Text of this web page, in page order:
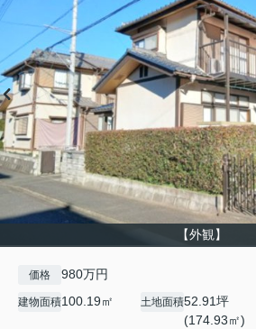
【外観】
価格 980万円
建物面積100.19㎡ 土地面積52.91坪
(174.93㎡)